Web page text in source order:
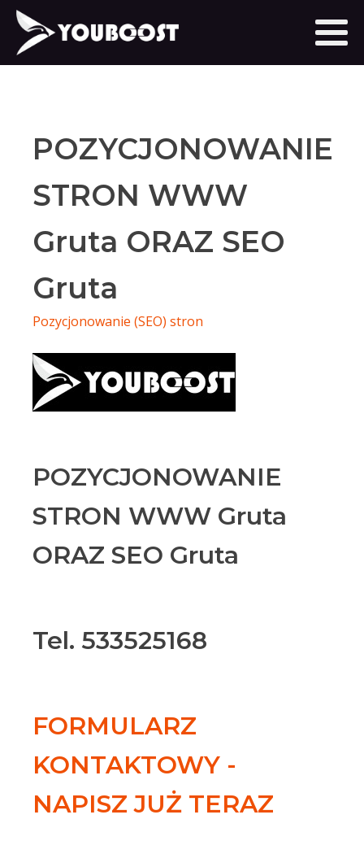
POZYCJONOWANIE
STRON WWW
Gruta ORAZ SEO
Gruta
Pozycjonowanie (SEO) stron
POZYCJONOWANIE
STRON WWW Gruta
ORAZ SEO Gruta
Tel. 533525168
FORMULARZ
KONTAKTOWY -
NAPISZ JUŻ TERAZ